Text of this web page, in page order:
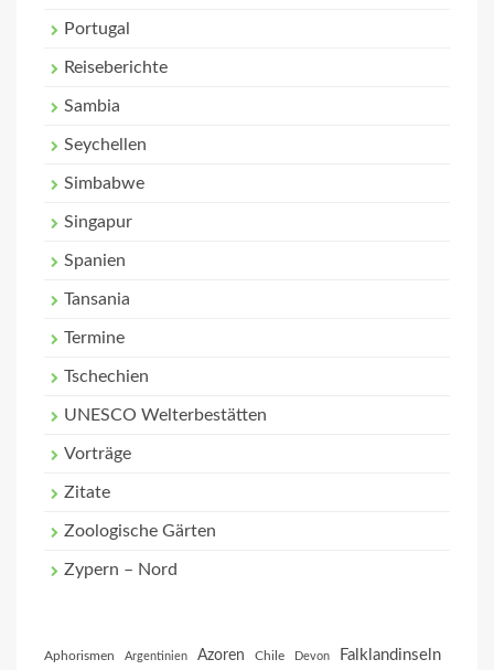
Portugal
Reiseberichte
Sambia
Seychellen
Simbabwe
Singapur
Spanien
Tansania
Termine
Tschechien
UNESCO Welterbestätten
Vorträge
Zitate
Zoologische Gärten
Zypern – Nord
Aphorismen Argentinien Azoren Chile Devon Falklandinseln